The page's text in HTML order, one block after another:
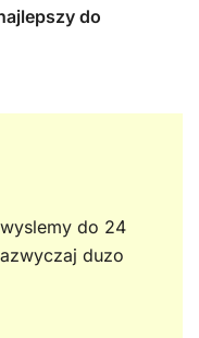
do
do 24
duzo